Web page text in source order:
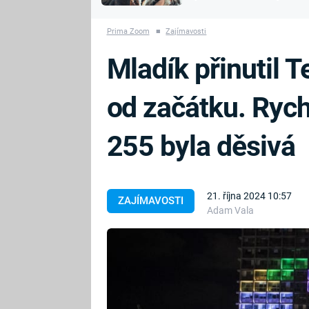
PRVNÍ SVĚTOVÁ
BRITSKÁ
RODINA
Prima Zoom ■ Zajímavosti
ZAJÍMAVOSTI
21. října 2024 10:57
Adam Vala
Mladík přinutil
od začátku.
255 byla děsivá